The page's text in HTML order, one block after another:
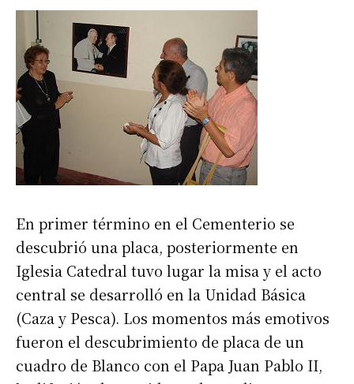
En primer término en el Cementerio se
descubrió una placa, posteriormente en
Iglesia Catedral tuvo lugar la misa y el acto
central se desarrolló en la Unidad Básica
(Caza y Pesca). Los momentos más emotivos
fueron el descubrimiento de placa de un
cuadro de Blanco con el Papa Juan Pablo II,